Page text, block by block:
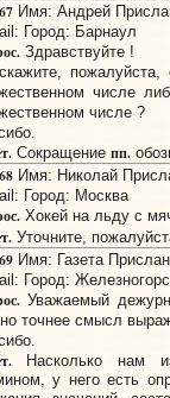
Имя: Андрей
Город: Барнаул
Здравствуйте !
числе
числе ?
Сокращение пп.
Имя: Николай
Город: Москва
Хокей на льду с
Уточните,
Имя: Газета
Город:
Уважаемый
точнее смысл
Насколько нам
у него есть